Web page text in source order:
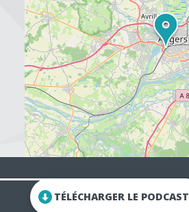
TÉLÉCHARGER LE PODCAST